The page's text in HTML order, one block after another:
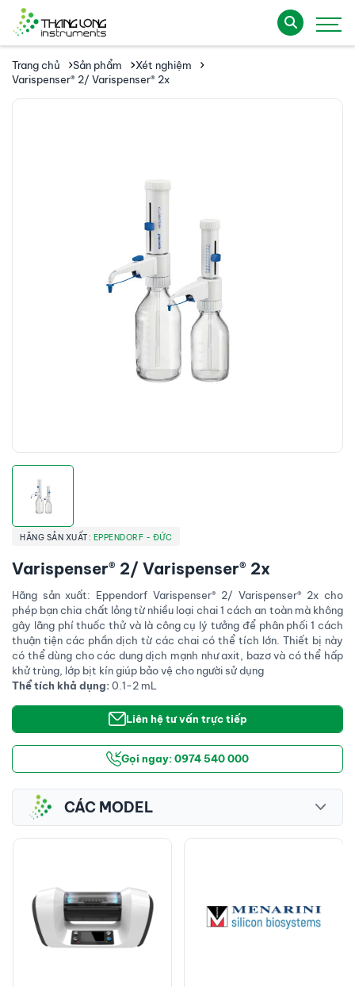
Trang chủ Sản phẩm
Xét nghiệm
Varispenser® 2/ Varispenser® 2x
HÃNG SẢN XUẤT: EPPENDORF - ĐỨC
Varispenser® 2/ Varispenser® 2x
Hãng sản xuất: Eppendorf Varispenser® 2/ Varispenser® 2x cho
phép bạn chia chất lỏng từ nhiều loại chai 1 cách an toàn mà không
gây lãng phí thuốc thử và là công cụ lý tưởng để phân phối 1 cách
thuận tiện các phần dịch từ các chai có thể tích lớn. Thiết bị này
có thể dùng cho các dung dịch mạnh như axit, bazơ và có thể hấp
khử trùng, lớp bịt kín giúp bảo vệ cho người sử dụng
Thể tích khả dụng:0.1-2 mL
Liên hệ tư vấn trực tiếp
Gọi ngay: 0974 540 000
CÁC MODEL